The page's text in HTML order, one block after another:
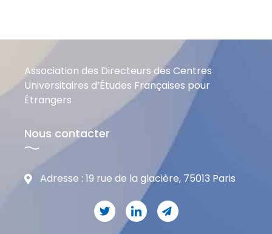
Association des Directeurs des Centres
Universitaires d’Études Françaises pour
Étrangers
Nous contacter
Adresse : 19 rue de la glacière, 75013 Paris